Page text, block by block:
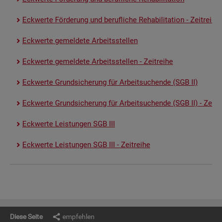
Eck­wer­te För­de­rung und be­ruf­li­che Re­ha­bi­li­ta­ti­on - Zeit­rei­he
Eck­wer­te ge­mel­de­te Ar­beits­stel­len
Eck­wer­te ge­mel­de­te Ar­beits­stel­len - Zeit­rei­he
Eck­wer­te Grund­si­che­rung für Ar­beit­su­chen­de (SGB II)
Eck­wer­te Grund­si­che­rung für Ar­beit­su­chen­de (SGB II) -
Eck­wer­te Leis­tun­gen SGB III
Eck­wer­te Leis­tun­gen SGB III - Zeit­rei­he
Diese Seite empfehlen